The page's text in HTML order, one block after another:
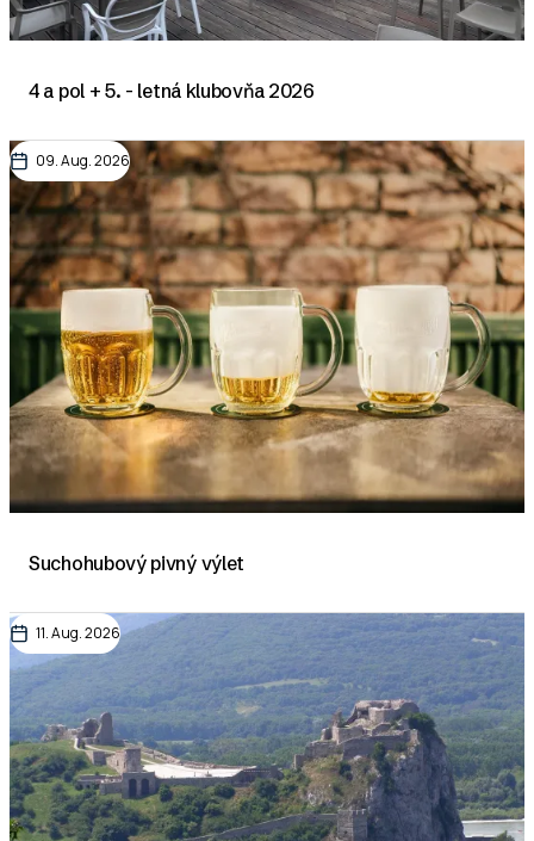
4 a pol + 5. - letná klubovňa 2026
09. Aug. 2026
Suchohubový pivný výlet
11. Aug. 2026